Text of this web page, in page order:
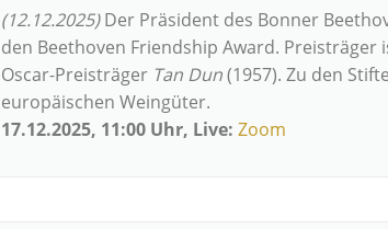
(12.12.2025)Der Präsident des Bonner
den Beethoven Friendship Award.
Oscar-Preisträger Tan Dun(1957). Zu den
europäischen Weingüter.
17.12.2025, 11:00 Uhr, Live: Zoom